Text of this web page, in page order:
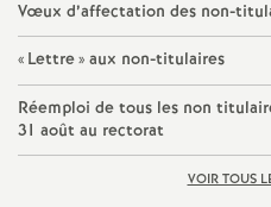
Vœux d’affectation des non-
« Lettre» aux non-titulaires
Réemploi de tous les non
31 août au rectorat
VOIR TOUS